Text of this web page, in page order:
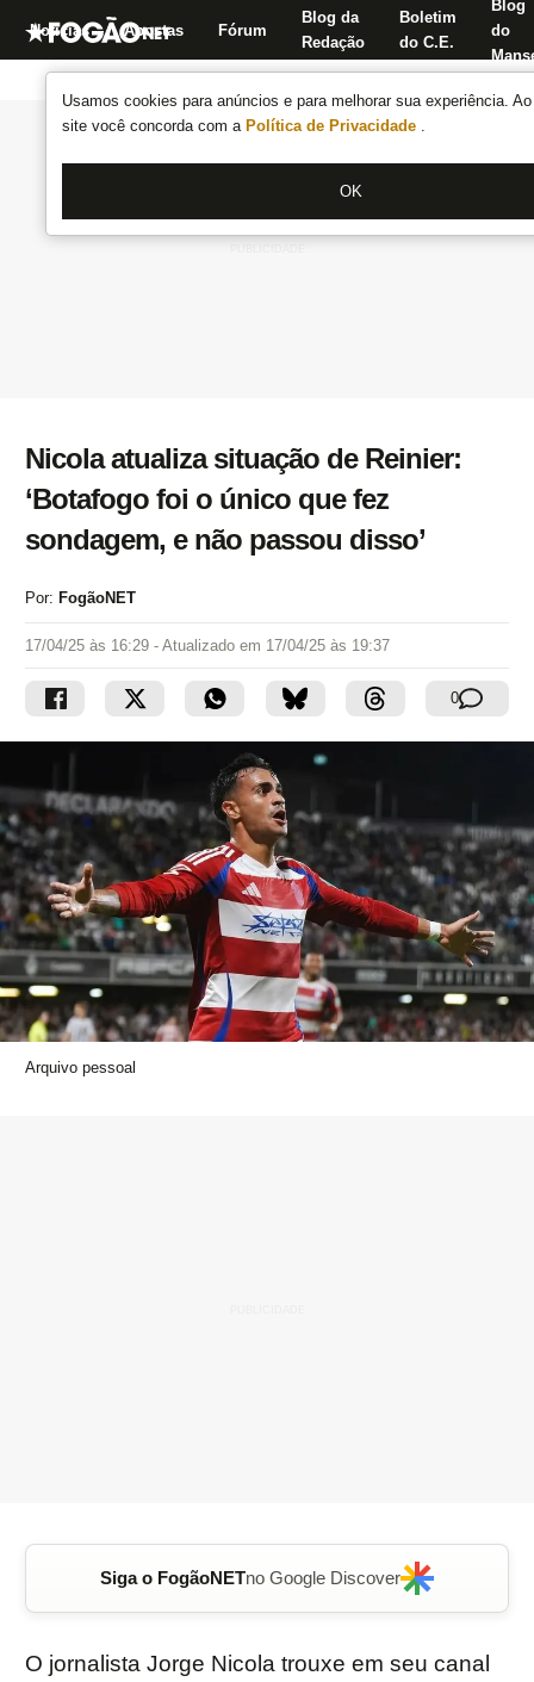
Usamos cookies para anúncios e para melhorar sua experiência.
site você concorda com a Política de Privacidade .
OK
Notícias Apostas Fórum
Blog da
Redação
Boletim
do C.E.
Blog
do
Nicola atualiza situação de Reinier:
‘Botafogo foi o único que fez
sondagem, e não passou disso’
Por: FogãoNET
17/04/25 às 16:29 - Atualizado em 17/04/25 às 19:37
0
Arquivo pessoal
Siga o FogãoNETno Google Discover
O jornalista Jorge Nicola trouxe em seu canal